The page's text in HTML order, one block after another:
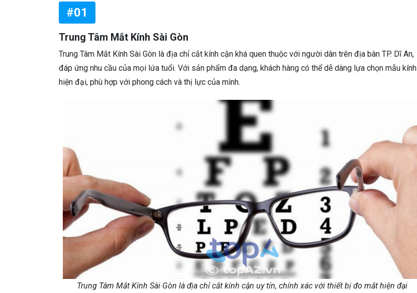
#01
Trung Tâm Mắt Kính Sài Gòn
Trung Tâm Mắt Kính Sài Gòn là địa chỉ cắt kính cận khá quen thuộc với người dân trên địa bàn TP. Dĩ An,
đáp ứng nhu cầu của mọi lứa tuổi. Với sản phẩm đa dạng, khách hàng có thể dễ dàng lựa chọn mẫu kính
hiện đại, phù hợp với phong cách và thị lực của mình.
Trung Tâm Mắt Kính Sài Gòn là địa chỉ cắt kính cận uy tín, chính xác với thiết bị đo mắt hiện đại